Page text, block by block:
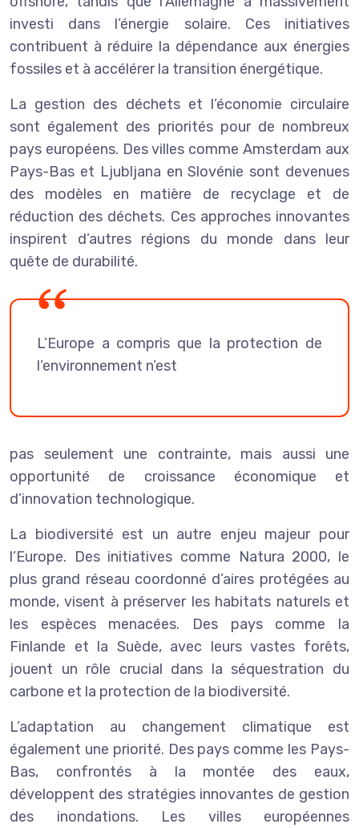
investi dans l’énergie solaire. Ces initiatives
contribuent à réduire la dépendance aux énergies
fossiles et à accélérer la transition énergétique.
La gestion des déchets et l’économie circulaire
sont également des priorités pour de nombreux
pays européens. Des villes comme Amsterdam aux
Pays-Bas et Ljubljana en Slovénie sont devenues
des modèles en matière de recyclage et de
réduction des déchets. Ces approches innovantes
inspirent d’autres régions du monde dans leur
quête de durabilité.
L’Europe a compris que la protection de
l’environnement n’est
pas seulement une contrainte, mais aussi une
opportunité de croissance économique et
d’innovation technologique.
La biodiversité est un autre enjeu majeur pour
l’Europe. Des initiatives comme Natura 2000, le
plus grand réseau coordonné d’aires protégées au
monde, visent à préserver les habitats naturels et
les espèces menacées. Des pays comme la
Finlande et la Suède, avec leurs vastes forêts,
jouent un rôle crucial dans la séquestration du
carbone et la protection de la biodiversité.
L’adaptation au changement climatique est
également une priorité. Des pays comme les Pays-
Bas, confrontés à la montée des eaux,
développent des stratégies innovantes de gestion
des inondations. Les villes européennes